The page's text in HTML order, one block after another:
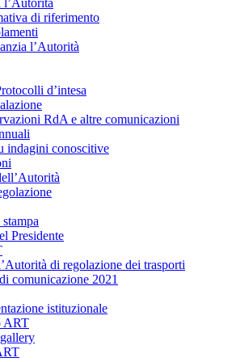
l’Autorità
di riferimento
l’Autorità
d’intesa
RdA e altre comunicazioni
indagini conoscitive
Presidente
di regolazione dei trasporti
comunicazione 2021
istituzionale
ART